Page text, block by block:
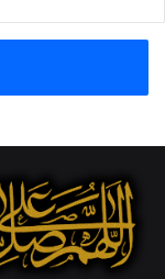
و
ت
ا
ا
ل
ن